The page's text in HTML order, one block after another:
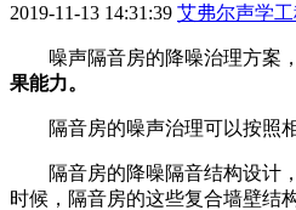
2019-11-13 14:31:39 艾弗尔声学
噪声隔音房的降噪治理方案
果能力。
隔音房的噪声治理可以按照
隔音房的降噪隔音结构设计
时候，隔音房的这些复合墙壁结